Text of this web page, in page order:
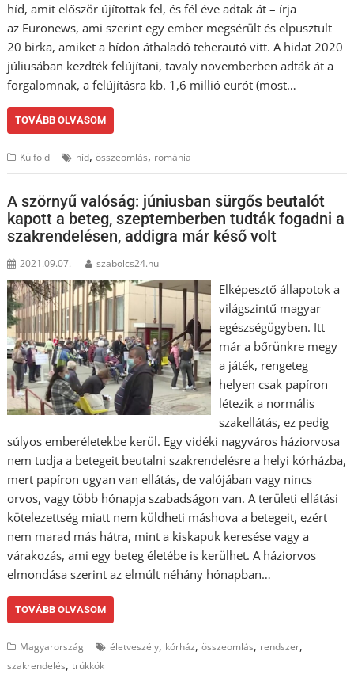
híd, amit először újítottak fel, és fél éve adtak át – írja
az Euronews, ami szerint egy ember megsérült és elpusztult
20 birka, amiket a hídon áthaladó teherautó vitt. A hidat 2020
júliusában kezdték felújítani, tavaly novemberben adták át a
forgalomnak, a felújításra kb. 1,6 millió eurót (most…
TOVÁBB OLVASOM
Külföld híd,összeomlás, románia
A szörnyű valóság: júniusban sürgős beutalót
kapott a beteg, szeptemberben tudták fogadni a
szakrendelésen, addigra már késő volt
2021.09.07. szabolcs24.hu
Elképesztő állapotok a
világszintű magyar
egészségügyben. Itt
már a bőrünkre megy
a játék, rengeteg
helyen csak papíron
létezik a normális
szakellátás, ez pedig
súlyos emberéletekbe kerül. Egy vidéki nagyváros háziorvosa
nem tudja a betegeit beutalni szakrendelésre a helyi kórházba,
mert papíron ugyan van ellátás, de valójában vagy nincs
orvos, vagy több hónapja szabadságon van. A területi ellátási
kötelezettség miatt nem küldheti máshova a betegeit, ezért
nem marad más hátra, mint a kiskapuk keresése vagy a
várakozás, ami egy beteg életébe is kerülhet. A háziorvos
elmondása szerint az elmúlt néhány hónapban…
TOVÁBB OLVASOM
Magyarország életveszély, kórház,összeomlás, rendszer,
szakrendelés,trükkök